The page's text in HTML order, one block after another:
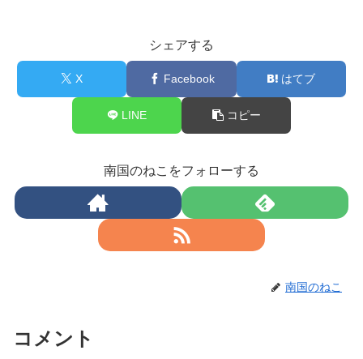
シェアする
X Facebook はてブ
LINE コピー
南国のねこをフォローする
南国のねこ
コメント